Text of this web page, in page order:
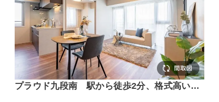
プラウド九段南 駅から徒歩2分、格式高い歴